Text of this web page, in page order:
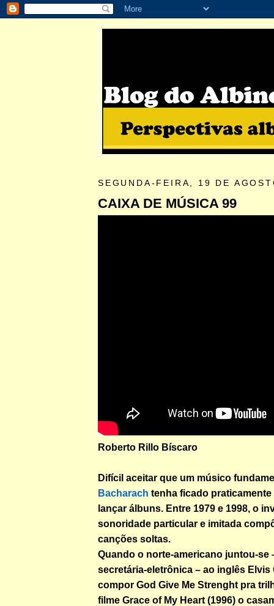
SEGUNDA-FEIRA, 19 DE
CAIXA DE MÚSICA 99
Roberto Rillo Bíscaro
Difícil aceitar que um músico
Bacharach tenha ficado praticamente
lançar álbuns. Entre 1979 e 1998, o
sonoridade particular e imitada
canções soltas.
Quando o norte-americano juntou-se
secretária-eletrônica – ao inglês Elvis
compor God Give Me Strenght pra
filme Grace of My Heart (1996) o